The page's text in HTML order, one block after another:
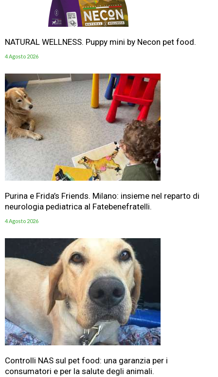
NATURAL WELLNESS. Puppy mini by Necon pet food.
4 Agosto 2026
Purina e Frida’s Friends. Milano: insieme nel reparto di
neurologia pediatrica al Fatebenefratelli.
4 Agosto 2026
Controlli NAS sul pet food: una garanzia per i
consumatori e per la salute degli animali.